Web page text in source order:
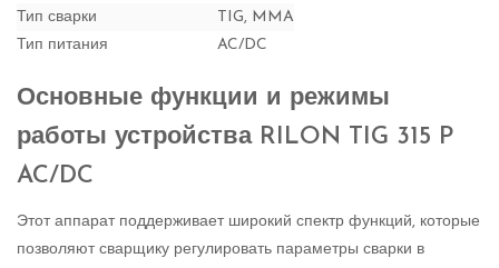
Тип сварки
TIG, MMA
Тип питания
AC/DC
Основные функции и режимы
работы устройства RILON TIG 315 P
AC/DC
Этот аппарат поддерживает широкий спектр функций, которые
позволяют сварщику регулировать параметры сварки в